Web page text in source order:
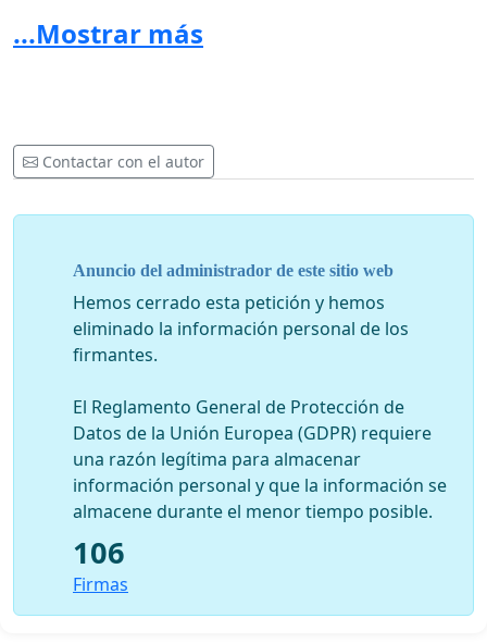
interpersonales abusivas; gestos o intentos autolíticos
psicológico que le permita transitar de la mejor manera
su embarazo.Por ese motivo como psicólogos nos
sentimos interpelados a participar como
Pedimos:
Políticas públicas de apoyo a la mujer en situación
de riesgo, desde un abordaje integral,
convocados tanto para su diseño como
implementación.
Repensar Y PROMOVER políticas de educación
sexual integral
La valoración de la vida humana y el respeto por la
la concepción.
...Mostrar más
Contactar con el autor
Anuncio del administrador de este sitio web
Hemos cerrado esta petición y hemos
eliminado la información personal de los
firmantes.
El Reglamento General de Protección de
Datos de la Unión Europea (GDPR) requiere
una razón legítima para almacenar
información personal y que la información se
almacene durante el menor tiempo posible.
106
Firmas